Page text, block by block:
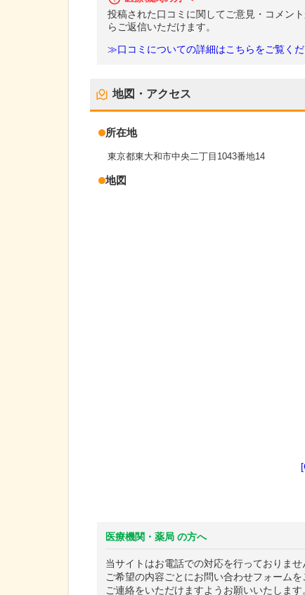
投稿された口コミに関してご意見・コメン
らご返信いただけます。
≫口コミについての詳細はこちらをご覧くだ
地図・アクセス
所在地
東京都東大和市中央二丁目1043番地14
地図
医療機関・薬局 の方へ
当サイトはお電話での対応を行っておりませ
ご希望の内容ごとにお問い合わせフォーム
ご連絡をいただけますようお願いいたします